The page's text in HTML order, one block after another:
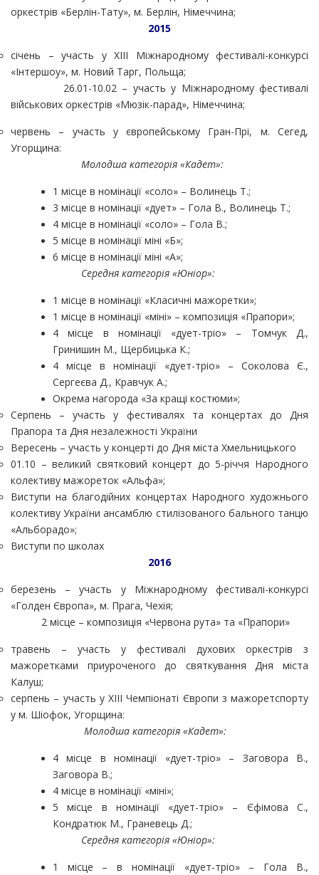
оркестрів «Берлін-Тату», м. Берлін, Німеччина;
2015
січень – участь у ХІІІ Міжнародному фестивалі-конкурсі
«Інтершоу», м. Новий Тарг, Польща;
26.01-10.02 – участь у Міжнародному фестивалі
військових оркестрів «Мюзік-парад», Німеччина;
червень – участь у європейському Гран-Прі, м. Сегед,
Угорщина:
Молодша категорія «Кадет»:
1 місце в номінації «соло» – Волинець Т.;
3 місце в номінації «дует» – Гола В., Волинець Т.;
4 місце в номінації «соло» – Гола В.;
5 місце в номінації міні «Б»;
6 місце в номінації міні «А»;
Середня категорія «Юніор»:
1 місце в номінації «Класичні мажоретки»;
1 місце в номінації «міні» – композиція «Прапори»;
4 місце в номінації «дует-тріо» – Томчук Д.,
Гринишин М., Щербицька К.;
4 місце в номінації «дует-тріо» – Соколова Є.,
Сергеєва Д., Кравчук А.;
Окрема нагорода «За кращі костюми»;
Серпень – участь у фестивалях та концертах до Дня
Прапора та Дня незалежності України
Вересень – участь у концерті до Дня міста Хмельницького
01.10 – великий святковий концерт до 5-річчя Народного
колективу мажореток «Альфа»;
Виступи на благодійних концертах Народного художнього
колективу України ансамблю стилізованого бального танцю
«Альборадо»;
Виступи по школах
2016
березень – участь у Міжнародному фестивалі-конкурсі
«Голден Європа», м. Прага, Чехія;
2 місце – композиція «Червона рута» та «Прапори»
травень – участь у фестивалі духових оркестрів з
мажоретками приуроченого до святкування Дня міста
Калуш;
серпень – участь у ХІІІ Чемпіонаті Європи з мажоретспорту
у м. Шіофок, Угорщина:
Молодша категорія «Кадет»:
4 місце в номінації «дует-тріо» – Заговора В.,
Заговора В.;
4 місце в номінації «міні»;
5 місце в номінації «дует-тріо» – Єфімова С.,
Кондратюк М., Граневець Д.;
Середня категорія «Юніор»:
1 місце – в номінації «дует-тріо» – Гола В.,